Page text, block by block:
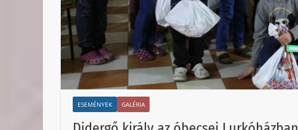
ESEMÉNYEK GALÉRIA